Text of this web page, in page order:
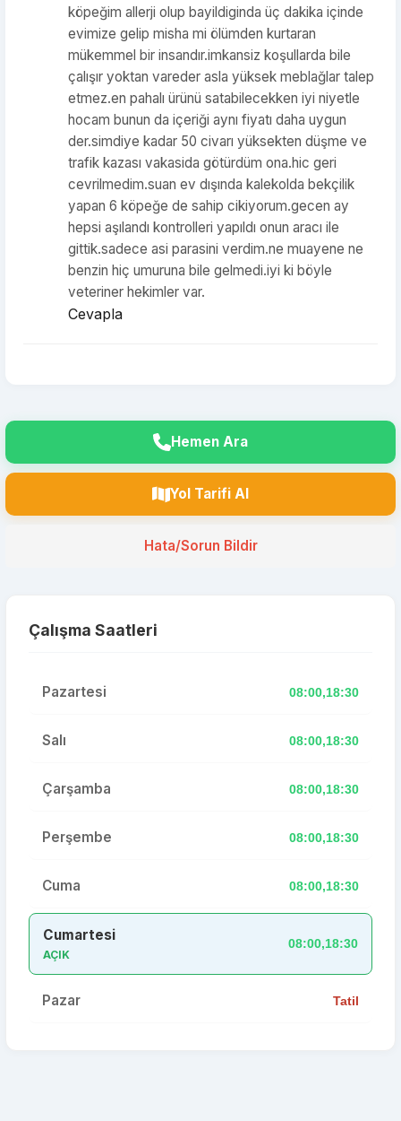
köpeğim allerji olup bayildiginda üç dakika içinde
evimize gelip misha mi ölümden kurtaran
mükemmel bir insandır.imkansiz koşullarda bile
çalışır yoktan vareder asla yüksek meblağlar talep
etmez.en pahalı ürünü satabilecekken iyi niyetle
hocam bunun da içeriği aynı fiyatı daha uygun
der.simdiye kadar 50 civarı yüksekten düşme ve
trafik kazası vakasida götürdüm ona.hic geri
cevrilmedim.suan ev dışında kalekolda bekçilik
yapan 6 köpeğe de sahip cikiyorum.gecen ay
hepsi aşılandı kontrolleri yapıldı onun aracı ile
gittik.sadece asi parasini verdim.ne muayene ne
benzin hiç umuruna bile gelmedi.iyi ki böyle
veteriner hekimler var.
Cevapla
Hemen Ara
Yol Tarifi Al
Hata/Sorun Bildir
Çalışma Saatleri
Pazartesi 08:00,18:30
Salı 08:00,18:30
Çarşamba 08:00,18:30
Perşembe 08:00,18:30
Cuma 08:00,18:30
Cumartesi
AÇIK
08:00,18:30
Pazar Tatil